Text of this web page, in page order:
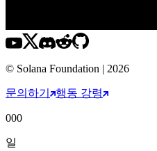
© Solana Foundation | 2026
문의하기 행동 강령
000
일